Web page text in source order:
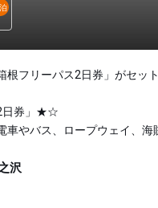
泊
根フリーパス2日券」がセッ
日券」★☆
車やバス、ロープウェイ、
沢